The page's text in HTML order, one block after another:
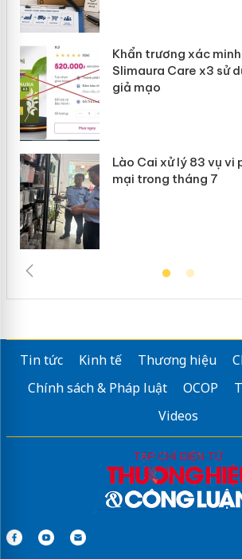
Khẩn trương xác
Slimaura Care x3 sử
giả mạo
Lào Cai xử lý 83 vụ vi
mại trong tháng 7
Tin tức Kinh tế Thương hiệu
Chính sách & Pháp luật
OCOP
Videos